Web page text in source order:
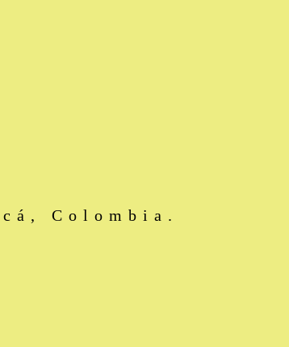
Colombia.